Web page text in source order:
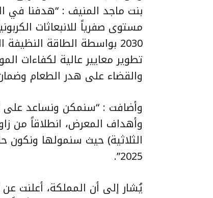
بنت ماجد المنيف : “هدفنا في
مستوى صفرياً للانبعاثات
2030 بواسطة الطاقة
تطوير معايير عالية لكفاءات
والقضاء على هدر الطعام وضمان
وأضافت : “سنمكن ونساعد على
وأهداف المعرض، انطلاقاً من
الثلاثية) حيث سنمولها ونكون
2025”.